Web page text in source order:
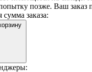
позже. Ваш заказ
заказа: